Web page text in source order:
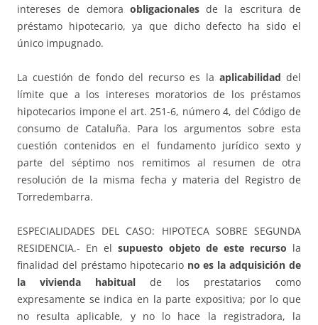
intereses de demora obligacionalesde la escritura de
préstamo hipotecario, ya que dicho defecto ha sido el
único impugnado.
La cuestión de fondo del recurso es la aplicabilidad del
límite que a los intereses moratorios de los préstamos
hipotecarios impone el art. 251-6, número 4, del Código de
consumo de Cataluña. Para los argumentos sobre esta
cuestión contenidos en el fundamento jurídico sexto y
parte del séptimo nos remitimos al resumen de otra
resolución de la misma fecha y materia del Registro de
Torredembarra.
ESPECIALIDADES DEL CASO: HIPOTECA SOBRE SEGUNDA
RESIDENCIA.- En el supuesto objeto de este recurso la
finalidad del préstamo hipotecario no es la adquisición de
la vivienda habitual de los prestatarios como
expresamente se indica en la parte expositiva; por lo que
no resulta aplicable, y no lo hace la registradora, la